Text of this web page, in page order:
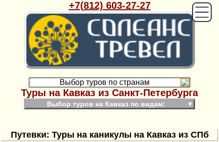
+7(812) 603-27-27
Выбор туров по странам
Туры на Кавказ из Санкт-Петербурга
Выбор туров на Кавказ по видам: ▼
Путевки: Туры на каникулы на Кавказ из СПб